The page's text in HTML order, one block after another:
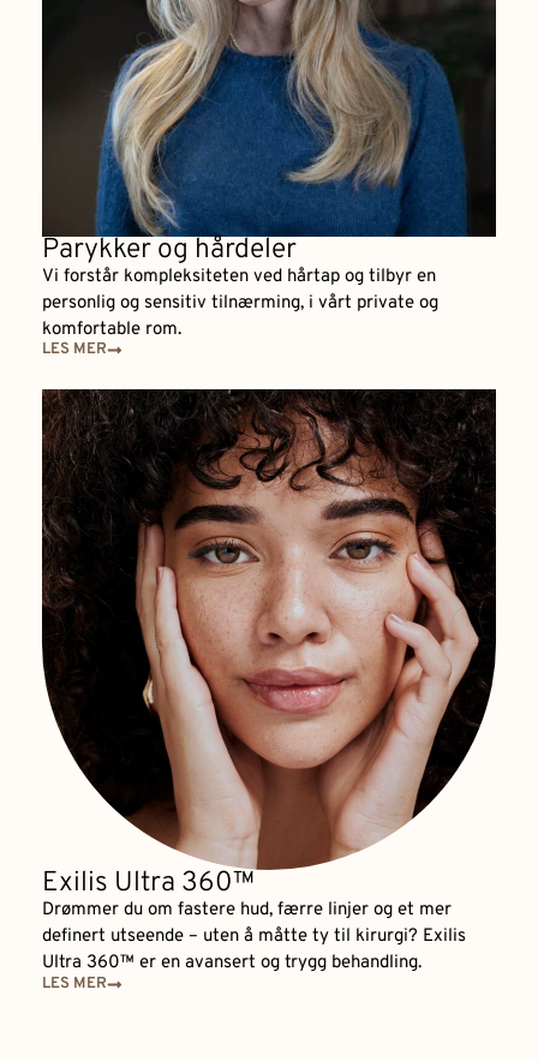
Parykker og hårdeler
Vi forstår kompleksiteten ved hårtap og tilbyr en
personlig og sensitiv tilnærming, i vårt private og
komfortable rom.
LES MER
Exilis Ultra 360™
Drømmer du om fastere hud, færre linjer og et mer
definert utseende – uten å måtte ty til kirurgi? Exilis
Ultra 360™ er en avansert og trygg behandling.
LES MER